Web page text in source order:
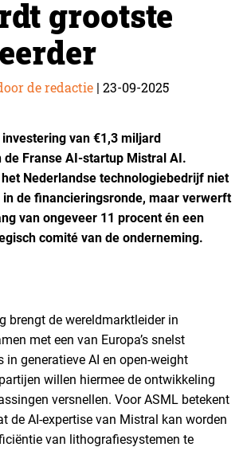
grootste
de redactie | 23-09-2025
van €1,3 miljard
de Franse AI-startup Mistral AI.
Nederlandse technologiebedrijf niet
de financieringsronde, maar verwerft
van ongeveer 11 procent én een
comité van de onderneming.
brengt de wereldmarktleider in
met een van Europa’s snelst
in generatieve AI en open-weight
willen hiermee de ontwikkeling
versnellen. Voor ASML betekent
de AI-expertise van Mistral kan worden
van lithografiesystemen te